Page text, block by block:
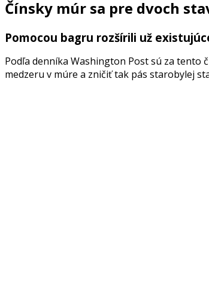
Čínsky múr sa pre dvoch
Pomocou bagru rozšírili už
Podľa denníka Washington Post sú za tento
medzeru v múre a zničiť tak pás starobylej